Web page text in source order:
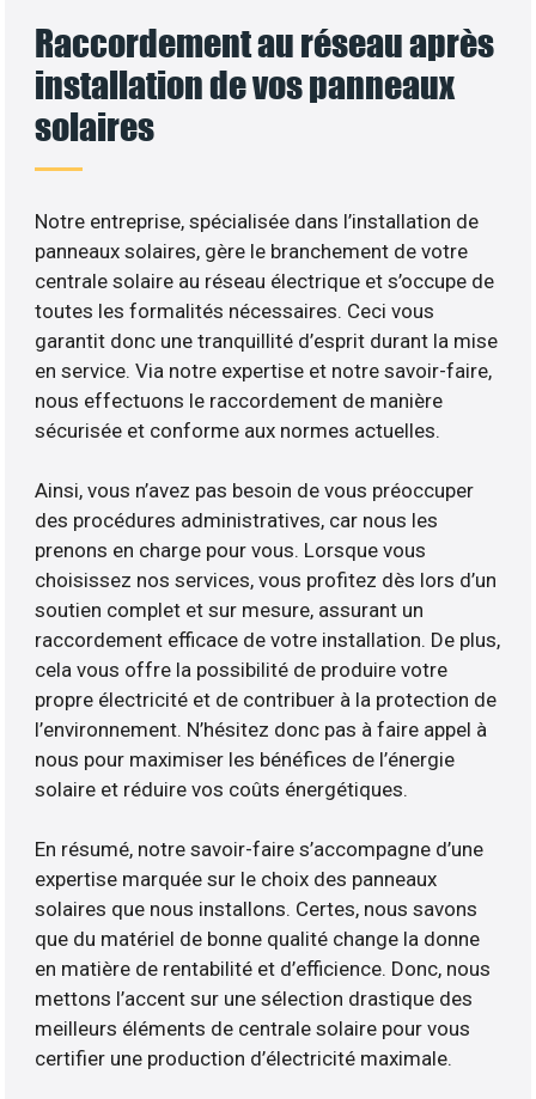
Raccordement au réseau après
installation de vos panneaux
solaires
Notre entreprise, spécialisée dans l’installation de
panneaux solaires, gère le branchement de votre
centrale solaire au réseau électrique et s’occupe de
toutes les formalités nécessaires. Ceci vous
garantit donc une tranquillité d’esprit durant la mise
en service. Via notre expertise et notre savoir-faire,
nous effectuons le raccordement de manière
sécurisée et conforme aux normes actuelles.
Ainsi, vous n’avez pas besoin de vous préoccuper
des procédures administratives, car nous les
prenons en charge pour vous. Lorsque vous
choisissez nos services, vous profitez dès lors d’un
soutien complet et sur mesure, assurant un
raccordement efficace de votre installation. De plus,
cela vous offre la possibilité de produire votre
propre électricité et de contribuer à la protection de
l’environnement. N’hésitez donc pas à faire appel à
nous pour maximiser les bénéfices de l’énergie
solaire et réduire vos coûts énergétiques.
En résumé, notre savoir-faire s’accompagne d’une
expertise marquée sur le choix des panneaux
solaires que nous installons. Certes, nous savons
que du matériel de bonne qualité change la donne
en matière de rentabilité et d’efficience. Donc, nous
mettons l’accent sur une sélection drastique des
meilleurs éléments de centrale solaire pour vous
certifier une production d’électricité maximale.